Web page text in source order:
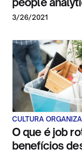
3/26/2021
CULTURA
O que é job
benefícios